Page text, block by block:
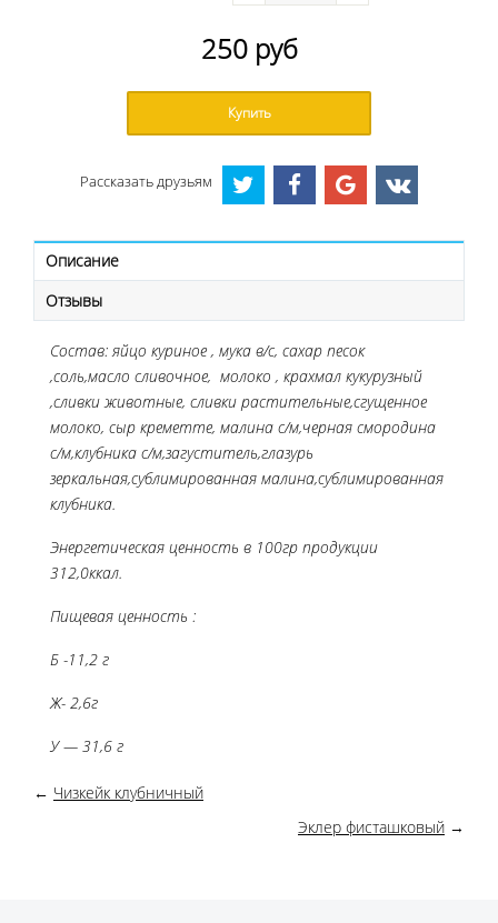
250 руб
Купить
Рассказать друзьям
Описание
Отзывы
Состав: яйцо куриное , мука в/с, сахар песок
,соль,масло сливочное, молоко , крахмал кукурузный
,сливки животные, сливки растительные,сгущенное
молоко, сыр креметте, малина с/м,черная смородина
с/м,клубника с/м,загуститель,глазурь
зеркальная,сублимированная малина,сублимированная
клубника.
Энергетическая ценность в 100гр продукции
312,0ккал.
Пищевая ценность :
Б -11,2 г
Ж- 2,6г
У — 31,6 г
← Чизкейк клубничный
Эклер фисташковый →